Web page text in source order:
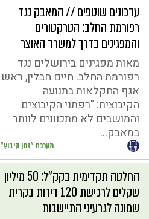
מערכת "זמן קיבוץ"
עדכונים שוטפים // המאבק נגד
רפורמת החלב: הטרקטורים
והמפגינים בדרך למשרד האוצר
מאות מפגינים בירושלים נגד
רפורמת החלב. חיים חבלין, ראש
אגף החקלאות בתנועה
הקיבוצית: "רפתני הקיבוצים
והמושבים לא מתכוונים לוותר
במאבק...
החלטה תקדימית בקק"ל: 50 מיליון
שקלים לרכישת 120 דירות בקרית
שמונה לגרעיני התיישבות